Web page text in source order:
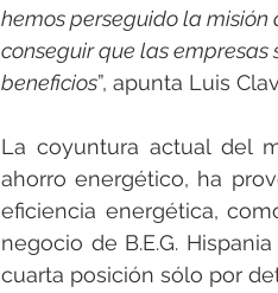
hemos perseguido la
conseguir que las empresas
beneficios”, apunta Luis
La coyuntura actual del
ahorro energético, ha
eficiencia energética,
negocio de B.E.G.
cuarta posición sólo por